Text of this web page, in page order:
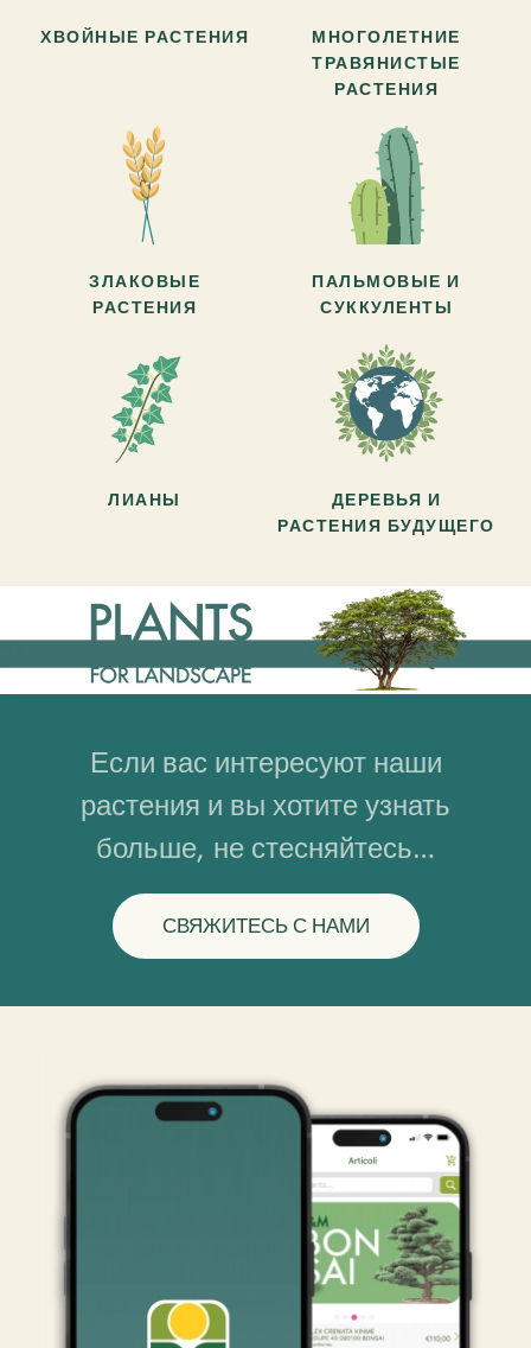
ХВОЙНЫЕ РАСТЕНИЯ
МНОГОЛЕТНИЕ
ТРАВЯНИСТЫЕ
РАСТЕНИЯ
ЗЛАКОВЫЕ
РАСТЕНИЯ
ПАЛЬМОВЫЕ И
СУККУЛЕНТЫ
ЛИАНЫ
ДЕРЕВЬЯ И
РАСТЕНИЯ БУДУЩЕГО
Если вас интересуют наши
растения и вы хотите узнать
больше, не стесняйтесь…
СВЯЖИТЕСЬ С НАМИ